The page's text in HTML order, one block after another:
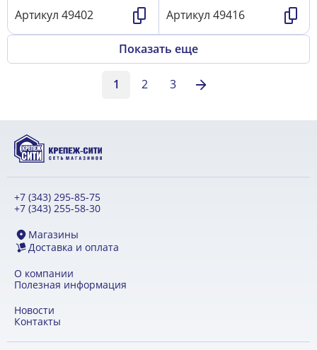
Артикул 49402
Артикул 49416
Показать еще
1 2 3
+7 (343) 295-85-75
+7 (343) 255-58-30
Магазины
Доставка и оплата
О компании
Полезная информация
Новости
Контакты